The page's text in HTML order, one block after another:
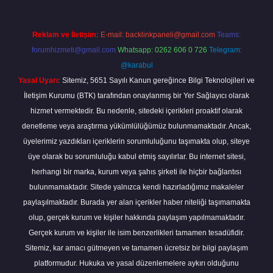
Reklam ve İletişim: E-mail: backlinkpaneli@gmail.com Teams:
forumhizmeti@gmail.com Whatsapp: 0262 606 0 726 Telegram:
@karabul
Yasal Uyarı: Sitemiz, 5651 Sayılı Kanun gereğince Bilgi Teknolojileri ve
İletişim Kurumu (BTK) tarafından onaylanmış bir Yer Sağlayıcı olarak
hizmet vermektedir. Bu nedenle, sitedeki içerikleri proaktif olarak
denetleme veya araştırma yükümlülüğümüz bulunmamaktadır. Ancak,
üyelerimiz yazdıkları içeriklerin sorumluluğunu taşımakta olup, siteye
üye olarak bu sorumluluğu kabul etmiş sayılırlar. Bu internet sitesi,
herhangi bir marka, kurum veya şahıs şirketi ile hiçbir bağlantısı
bulunmamaktadır. Sitede yalnızca kendi hazırladığımız makaleler
paylaşılmaktadır. Burada yer alan içerikler haber niteliği taşımamakta
olup, gerçek kurum ve kişiler hakkında paylaşım yapılmamaktadır.
Gerçek kurum ve kişiler ile isim benzerlikleri tamamen tesadüfidir.
Sitemiz, kar amacı gütmeyen ve tamamen ücretsiz bir bilgi paylaşım
platformudur. Hukuka ve yasal düzenlemelere aykırı olduğunu